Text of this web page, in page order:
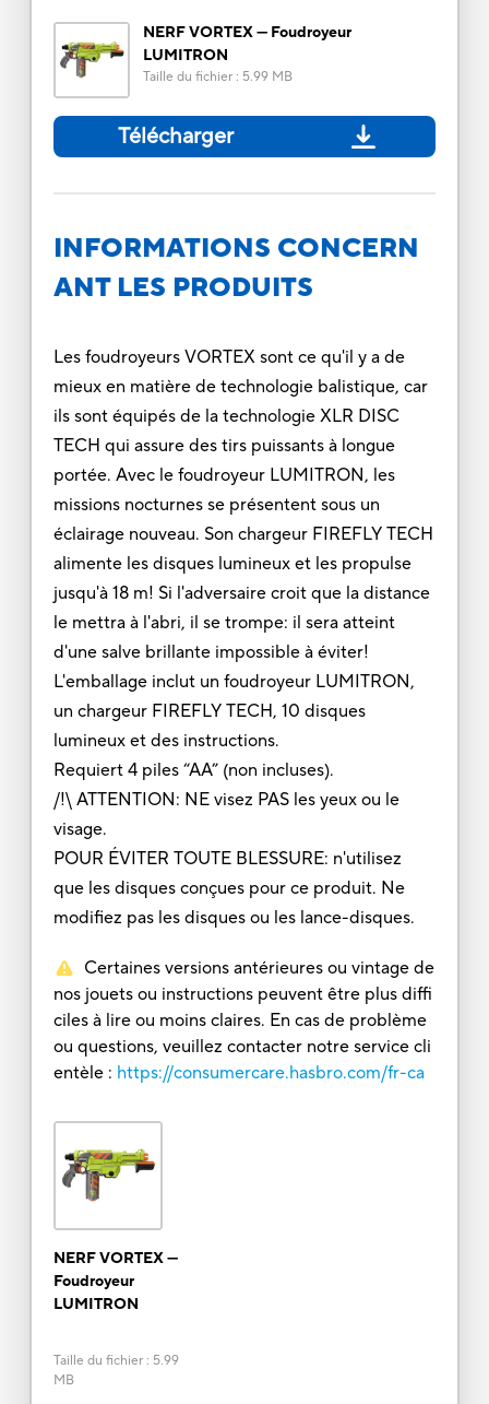
NERF VORTEX — Foudroyeur
LUMITRON
Taille du fichier: 5.99 MB
Télécharger
INFORMATIONS CONCERN
ANT LES PRODUITS
Les foudroyeurs VORTEX sont ce qu'il y a de
mieux en matière de technologie balistique, car
ils sont équipés de la technologie XLR DISC
TECH qui assure des tirs puissants à longue
portée. Avec le foudroyeur LUMITRON, les
missions nocturnes se présentent sous un
éclairage nouveau. Son chargeur FIREFLY TECH
alimente les disques lumineux et les propulse
jusqu'à 18 m! Si l'adversaire croit que la distance
le mettra à l'abri, il se trompe: il sera atteint
d'une salve brillante impossible à éviter!
L'emballage inclut un foudroyeur LUMITRON,
un chargeur FIREFLY TECH, 10 disques
lumineux et des instructions.
Requiert 4 piles “AA” (non incluses).
/!\ ATTENTION: NE visez PAS les yeux ou le
visage.
POUR ÉVITER TOUTE BLESSURE: n'utilisez
que les disques conçues pour ce produit. Ne
modifiez pas les disques ou les lance-disques.
Certaines versions antérieures ou vintage de
nos jouets ou instructions peuvent être plus diffi
ciles à lire ou moins claires. En cas de problème
ou questions, veuillez contacter notre service cli
entèle : https://consumercare.hasbro.com/fr-ca
NERF VORTEX —
Foudroyeur
LUMITRON
Taille du fichier: 5.99
MB